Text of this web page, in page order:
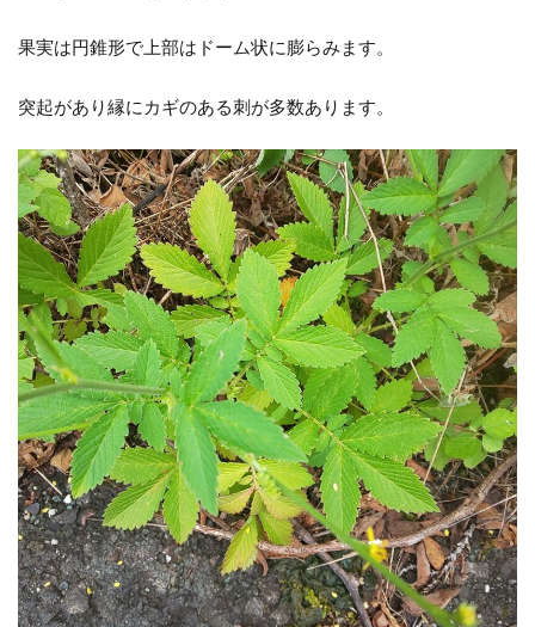
果実は円錐形で上部はドーム状に膨らみます。
突起があり縁にカギのある刺が多数あります。